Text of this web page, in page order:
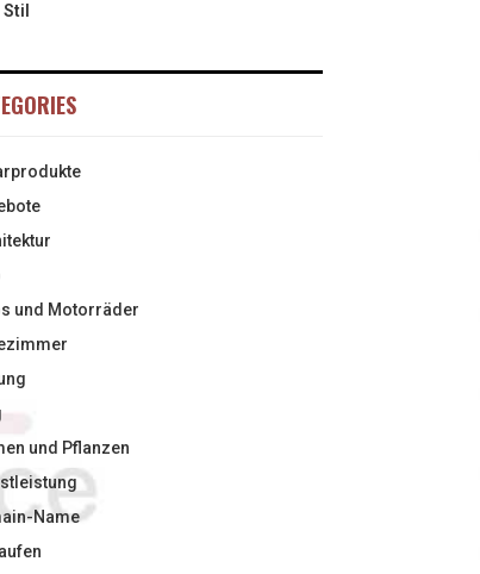
und Motorräder
und Pflanzen
Name